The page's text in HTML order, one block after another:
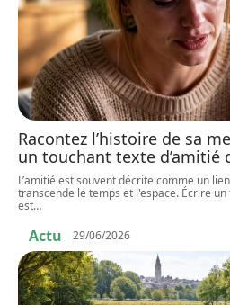
Racontez l’histoire de sa
un touchant texte d’amitié
L’amitié est souvent décrite comme un
transcende le temps et l'espace. Écrire
est…
Actu 29/06/2026